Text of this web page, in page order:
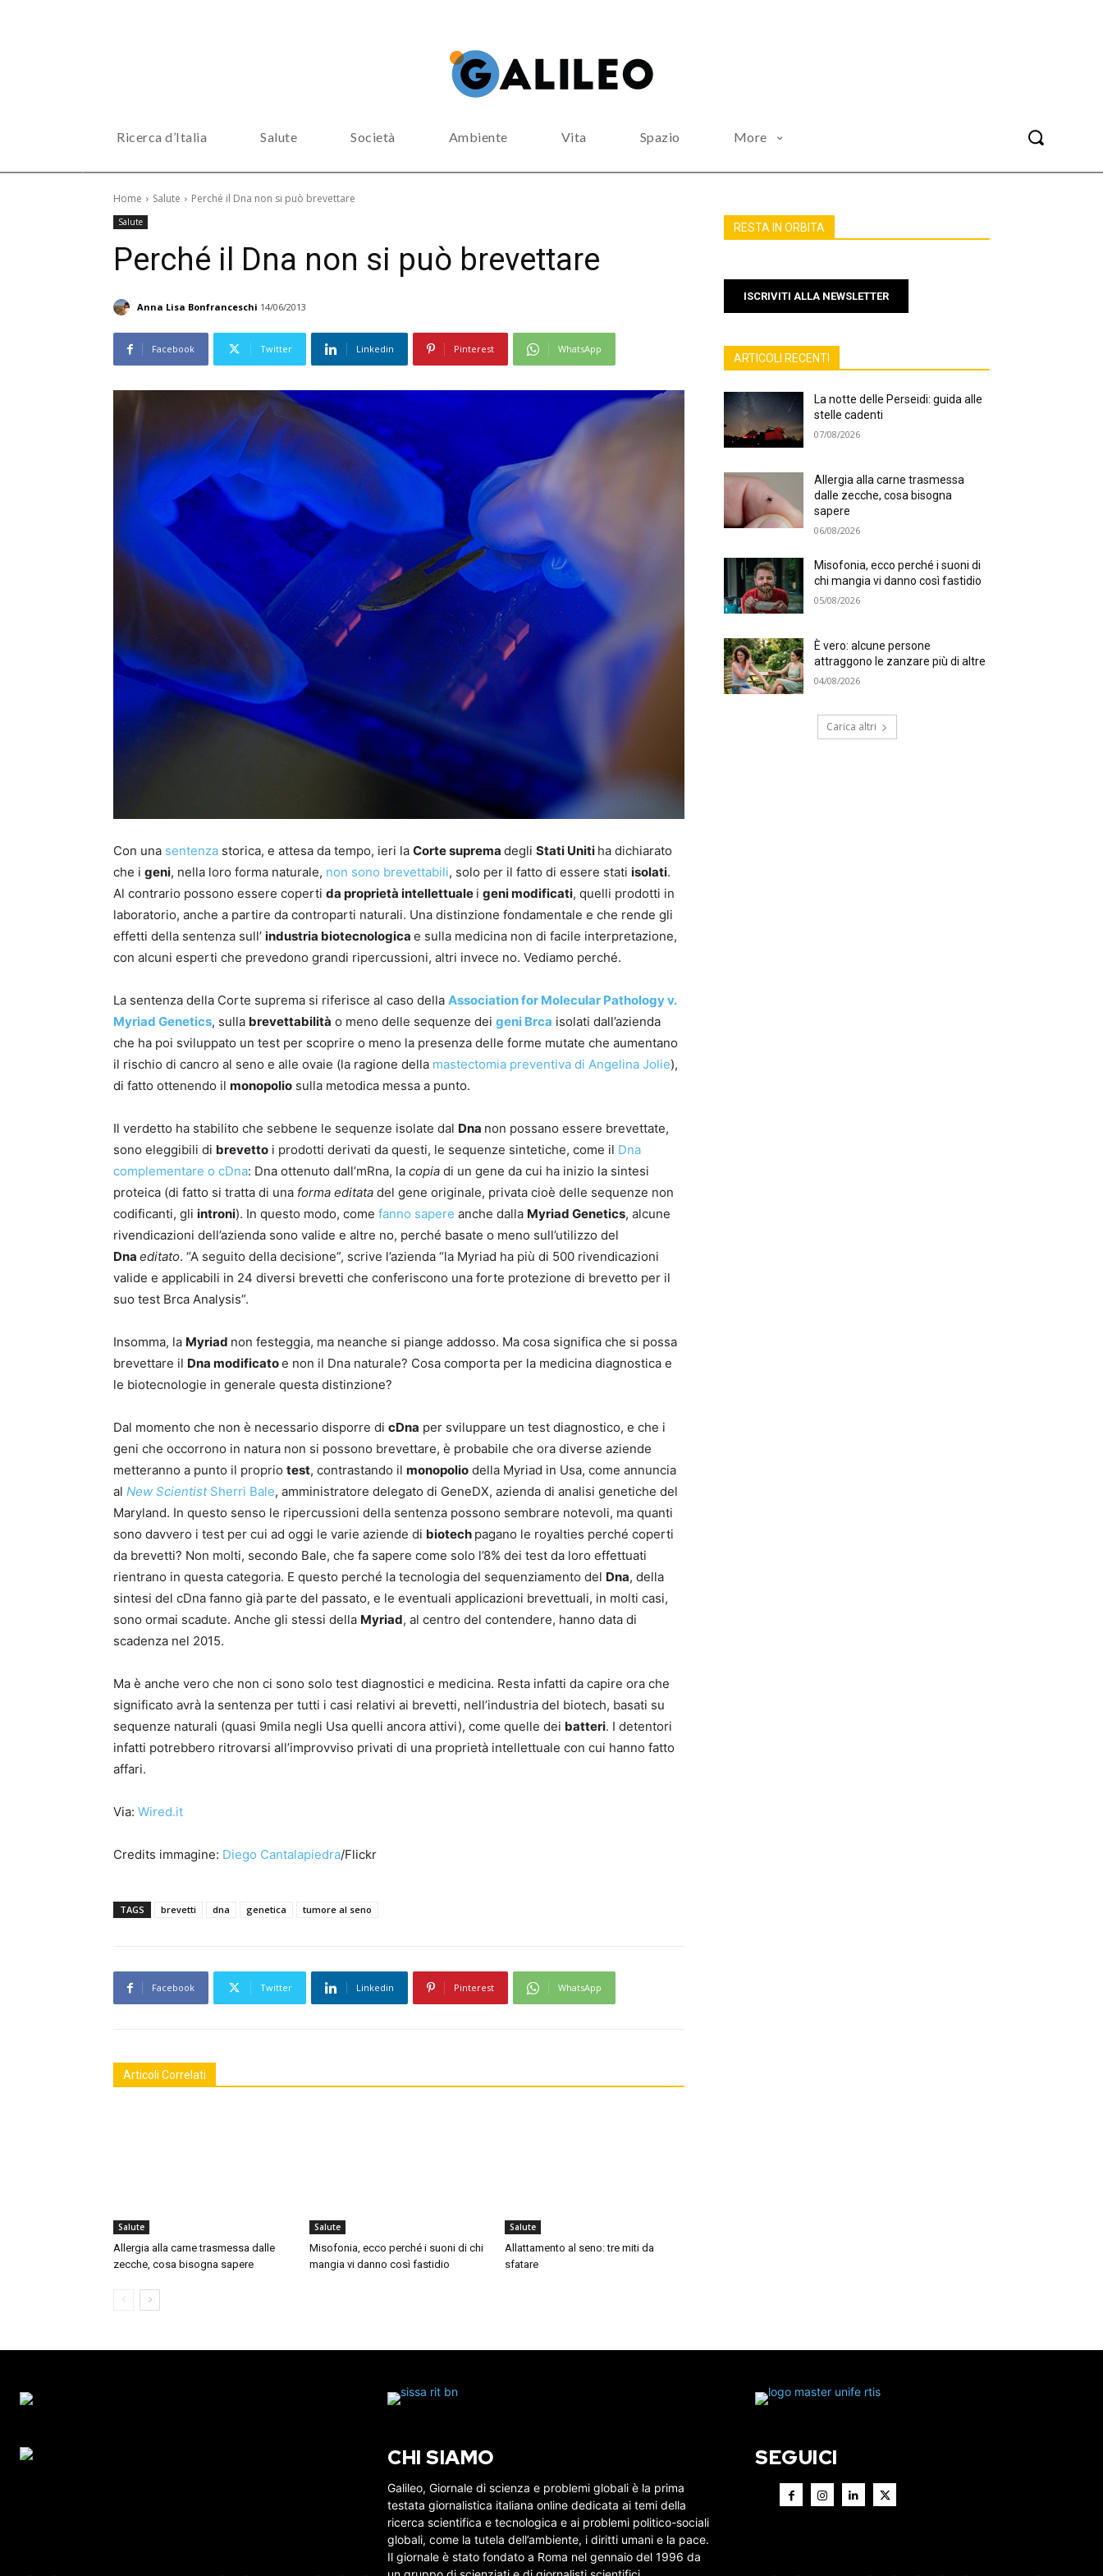
Ricerca d’Italia Salute Società Ambiente Vita Spazio More
Home Salute Perché il Dna non si può brevettare
Salute
Perché il Dna non si può brevettare
Anna Lisa Bonfranceschi 14/06/2013
Facebook Twitter Linkedin Pinterest WhatsApp
Con una sentenza storica, e attesa da tempo, ieri la Corte suprema degli Stati Uniti ha dichiarato
che i geni, nella loro forma naturale, non sono brevettabili, solo per il fatto di essere stati isolati.
Al contrario possono essere coperti da proprietà intellettuale i geni modificati, quelli prodotti in
laboratorio, anche a partire da controparti naturali. Una distinzione fondamentale e che rende gli
effetti della sentenza sull’ industria biotecnologica e sulla medicina non di facile interpretazione,
con alcuni esperti che prevedono grandi ripercussioni, altri invece no. Vediamo perché.
La sentenza della Corte suprema si riferisce al caso della Association for Molecular Pathology v.
Myriad Genetics, sulla brevettabilità o meno delle sequenze dei geni Brca isolati dall’azienda
che ha poi sviluppato un test per scoprire o meno la presenza delle forme mutate che aumentano
il rischio di cancro al seno e alle ovaie (la ragione della mastectomia preventiva di Angelina Jolie),
di fatto ottenendo il monopolio sulla metodica messa a punto.
Il verdetto ha stabilito che sebbene le sequenze isolate dal Dna non possano essere brevettate,
sono eleggibili di brevetto i prodotti derivati da questi, le sequenze sintetiche, come il Dna
complementare o cDna: Dna ottenuto dall’mRna, la copia di un gene da cui ha inizio la sintesi
proteica (di fatto si tratta di una forma editata del gene originale, privata cioè delle sequenze non
codificanti, gli introni). In questo modo, come fanno sapere anche dalla Myriad Genetics, alcune
rivendicazioni dell’azienda sono valide e altre no, perché basate o meno sull’utilizzo del
Dna editato. “A seguito della decisione”, scrive l’azienda “la Myriad ha più di 500 rivendicazioni
valide e applicabili in 24 diversi brevetti che conferiscono una forte protezione di brevetto per il
suo test Brca Analysis”.
Insomma, la Myriad non festeggia, ma neanche si piange addosso. Ma cosa significa che si possa
brevettare il Dna modificatoe non il Dna naturale? Cosa comporta per la medicina diagnostica e
le biotecnologie in generale questa distinzione?
Dal momento che non è necessario disporre di cDna per sviluppare un test diagnostico, e che i
geni che occorrono in natura non si possono brevettare, è probabile che ora diverse aziende
metteranno a punto il proprio test, contrastando il monopolio della Myriad in Usa, come annuncia
al New Scientist Sherri Bale, amministratore delegato di GeneDX, azienda di analisi genetiche del
Maryland. In questo senso le ripercussioni della sentenza possono sembrare notevoli, ma quanti
sono davvero i test per cui ad oggi le varie aziende di biotech pagano le royalties perché coperti
da brevetti? Non molti, secondo Bale, che fa sapere come solo l’8% dei test da loro effettuati
rientrano in questa categoria. E questo perché la tecnologia del sequenziamento del Dna, della
sintesi del cDna fanno già parte del passato, e le eventuali applicazioni brevettuali, in molti casi,
sono ormai scadute. Anche gli stessi della Myriad, al centro del contendere, hanno data di
scadenza nel 2015.
Ma è anche vero che non ci sono solo test diagnostici e medicina. Resta infatti da capire ora che
significato avrà la sentenza per tutti i casi relativi ai brevetti, nell’industria del biotech, basati su
sequenze naturali (quasi 9mila negli Usa quelli ancora attivi), come quelle dei batteri. I detentori
infatti potrebbero ritrovarsi all’improvviso privati di una proprietà intellettuale con cui hanno fatto
affari.
Via: Wired.it
Credits immagine: Diego Cantalapiedra/Flickr
TAGS brevetti dna genetica tumore al seno
Facebook Twitter Linkedin Pinterest WhatsApp
Articoli Correlati
Salute
Allergia alla carne trasmessa dalle
zecche, cosa bisogna sapere
Salute
Misofonia, ecco perché i suoni di chi
mangia vi danno così fastidio
Salute
Allattamento al seno: tre miti da
sfatare
RESTA IN ORBITA
ISCRIVITI ALLA NEWSLETTER
ARTICOLI RECENTI
La notte delle Perseidi: guida alle
stelle cadenti
07/08/2026
Allergia alla carne trasmessa
dalle zecche, cosa bisogna
sapere
06/08/2026
Misofonia, ecco perché i suoni di
chi mangia vi danno così fastidio
05/08/2026
È vero: alcune persone
attraggono le zanzare più di altre
04/08/2026
Carica altri
CHI SIAMO
Galileo, Giornale di scienza e problemi globali è la prima
testata giornalistica italiana online dedicata ai temi della
ricerca scientifica e tecnologica e ai problemi politico-sociali
globali, come la tutela dell’ambiente, i diritti umani e la pace.
Il giornale è stato fondato a Roma nel gennaio del 1996 da
SEGUICI